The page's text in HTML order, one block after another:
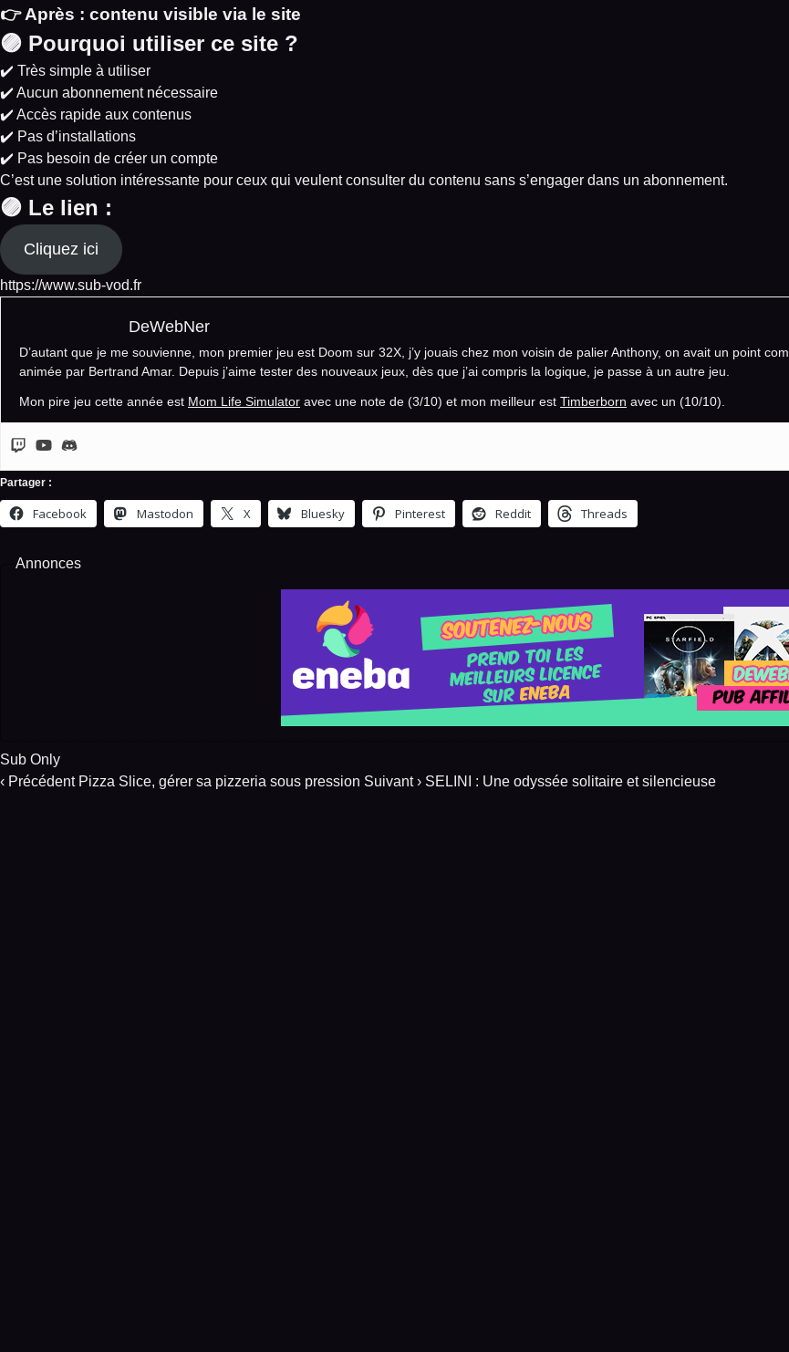
👉 Après : contenu visible via le site
🟣 Pourquoi utiliser ce site ?
✔️ Très simple à utiliser
✔️ Aucun abonnement nécessaire
✔️ Accès rapide aux contenus
✔️ Pas d’installations
✔️ Pas besoin de créer un compte
C’est une solution intéressante pour ceux qui veulent consulter du contenu sans s’engager dans un abonnement.
🟣 Le lien :
Cliquez ici
https://www.sub-vod.fr
DeWebNer
D’autant que je me souvienne, mon premier jeu est Doom sur 32X, j’y jouais chez mon voisin de palier Anthony, on avait un point
animée par Bertrand Amar. Depuis j’aime tester des nouveaux jeux, dès que j’ai compris la logique, je passe à un autre jeu.
Mon pire jeu cette année est Mom Life Simulator avec une note de (3/10) et mon meilleur est Timberborn avec un (10/10).
Partager :
Facebook Mastodon X Bluesky Pinterest Reddit Threads
Annonces
Sub Only
‹ Précédent Pizza Slice, gérer sa pizzeria sous pression Suivant › SELINI : Une odyssée solitaire et silencieuse